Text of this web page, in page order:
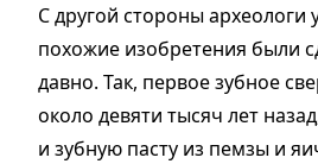
С другой стороны археологи
похожие изобретения были
давно. Так, первое зубное
около девяти тысяч лет
и зубную пасту из пемзы и